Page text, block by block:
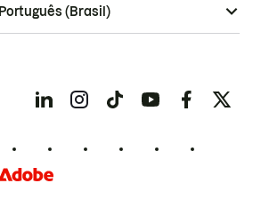
Português (Brasil)